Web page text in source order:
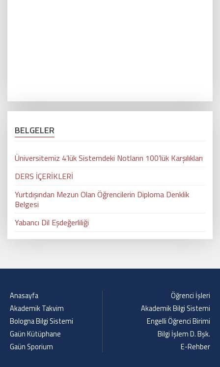
BELGELER
Üniversitemiz 4’lük Sistemdeki Notların 100’lük Karşılıkları
DERS İÇERİKLERİ
Yurtdışından Mezun Olan Öğrencilerin Diploma Denklik
Belgesi
Yabancı Dil Eşdeğerliliği
Anasayfa
Akademik Takvim
Bologna Bilgi Sistemi
Gaün Kütüphane
Gaün Sporium
Öğrenci İşleri
Akademik Bilgi Sistemi
Engelli Öğrenci Birimi
Bilgi İşlem D. Bşk.
E-Rehber